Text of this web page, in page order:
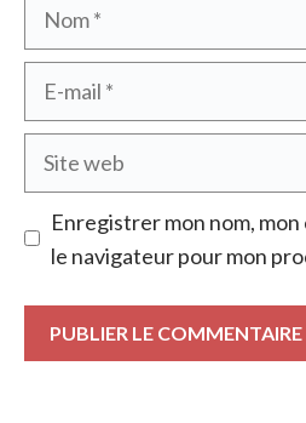
Nom
Site
Enregistrer mon nom,
le navigateur pour mon